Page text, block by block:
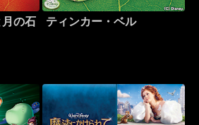
の石 ティンカー・ベル